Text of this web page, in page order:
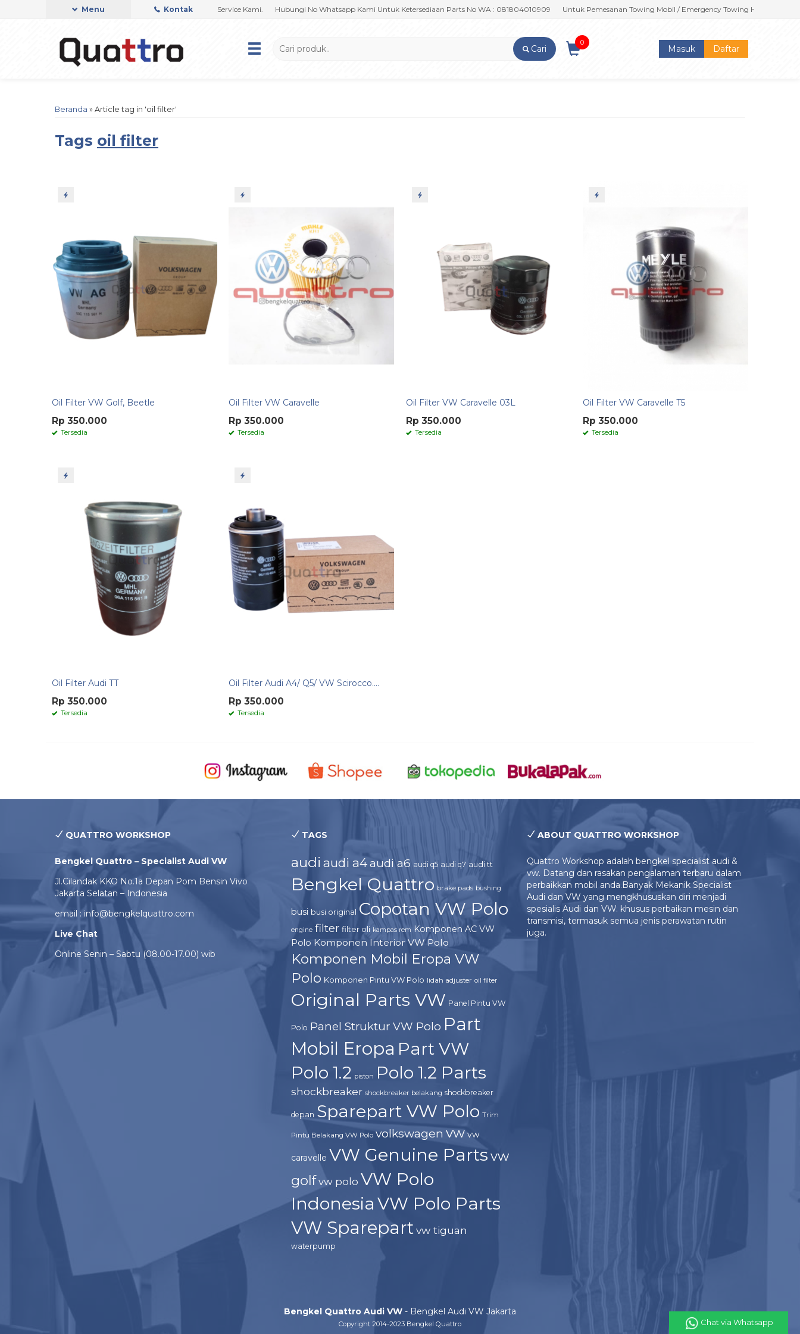
Menu Kontak
Mobil Anda Harap Segara Hubungi Customer Service Kami. Hubungi No Whatsapp Kami Untuk Ketersediaan Parts No WA : 081804010909 Untuk Pemesanan Towing Mobil / Emergency Towing Harap Hubungi :
Cari
0
Masuk Daftar
Beranda » Article tag in 'oil filter'
Tags oil filter
Oil Filter VW Golf, Beetle
Rp 350.000
Tersedia
Oil Filter VW Caravelle
Rp 350.000
Tersedia
Oil Filter VW Caravelle 03L
Rp 350.000
Tersedia
Oil Filter VW Caravelle T5
Rp 350.000
Tersedia
Oil Filter Audi TT
Rp 350.000
Tersedia
Oil Filter Audi A4/ Q5/ VW Scirocco....
Rp 350.000
Tersedia
QUATTRO WORKSHOP
Bengkel Quattro – Specialist Audi VW
Jl.Cilandak KKO No.1a Depan Pom Bensin Vivo
Jakarta Selatan – Indonesia
email : info@bengkelquattro.com
Live Chat
Online Senin – Sabtu (08.00-17.00) wib
TAGS
audi audi a4audi a6 audi q5 audi q7 audi tt
Bengkel Quattro brake pads bushing
busi busi original Copotan VW Polo
engine filter filter oli kampas rem
Komponen AC VW
Polo Komponen Interior VW Polo
Komponen Mobil Eropa VW
Polo Komponen Pintu VW Polo lidah adjuster oil filter
Original Parts VW Panel Pintu VW
Polo Panel Struktur VW Polo Part
Mobil Eropa Part VW
Polo 1.2 piston Polo 1.2 Parts
shockbreaker shockbreaker belakang shockbreaker
depan Sparepart VW Polo Trim
Pintu Belakang VW Polo volkswagen vw vw
caravelle VW Genuine Partsvw
golf vw polo VW Polo
Indonesia VW Polo Parts
VW Sparepart vw tiguan
waterpump
ABOUT QUATTRO WORKSHOP
Quattro Workshop adalah bengkel specialist audi &
vw. Datang dan rasakan pengalaman terbaru dalam
perbaikkan mobil anda.Banyak Mekanik Specialist
Audi dan VW yang mengkhususkan diri menjadi
spesialis Audi dan VW. khusus perbaikan mesin dan
transmisi, termasuk semua jenis perawatan rutin
juga.
Bengkel Quattro Audi VW - Bengkel Audi VW Jakarta
Copyright 2014-2023 Bengkel Quattro Chat via Whatsapp